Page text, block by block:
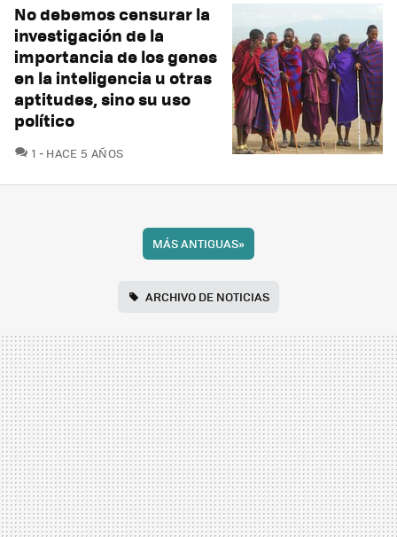
No debemos censurar la
investigación de la
importancia de los genes
en la inteligencia u otras
aptitudes, sino su uso
político
1 COMENTARIOS
HACE 5 AÑOS
MÁS ANTIGUAS»
ARCHIVO DE NOTICIAS